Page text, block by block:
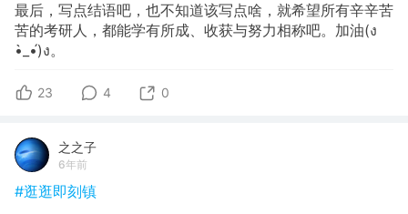
最后，写点结语吧，也不知道该写点啥，就希望所有辛辛苦
苦的考研人，都能学有所成、收获与努力相称吧。加油(ง
•̀_•́)ง。
23 4 0
之之子
6年前
#逛逛即刻镇